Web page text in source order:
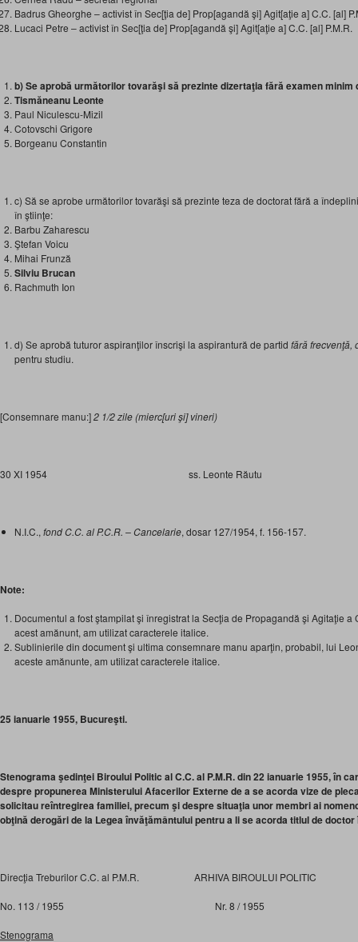
Badrus Gheorghe – activist în Sec[ţia de] Prop[agandă şi] Agit[aţie a] C.C. [al]
Lucaci Petre – activist în Sec[ţia de] Prop[agandă şi] Agit[aţie a] C.C. [al] P.M.R.
b) Se aprobă următorilor tovarăşi să prezinte dizertaţia fără examen minim
Tismăneanu Leonte
Paul Niculescu-Mizil
Cotovschi Grigore
Borgeanu Constantin
c) Să se aprobe următorilor tovarăşi să prezinte teza de doctorat fără a
în ştiinţe:
Barbu Zaharescu
Ştefan Voicu
Mihai Frunză
Silviu Brucan
Rachmuth Ion
d) Se aprobă tuturor aspiranţilor înscrişi la aspirantură de partid fără frecvenţă,
pentru studiu.
[Consemnare manu:]2 1/2 zile (mierc[uri şi] vineri)
30 XI 1954 ss. Leonte Răutu
N.I.C., fond C.C. al P.C.R. – Cancelarie, dosar 127/1954, f. 156-157.
Note:
Documentul a fost ştampilat şi înregistrat la Secţia de Propagandă şi Agitaţie a
acest amănunt, am utilizat caracterele italice.
Sublinierile din document şi ultima consemnare manu aparţin, probabil, lui
aceste amănunte, am utilizat caracterele italice.
25 ianuarie 1955, Bucureşti.
Stenograma şedinţei Biroului Politic al C.C. al P.M.R. din 22 ianuarie 1955, în
despre propunerea Ministerului Afacerilor Externe de a se acorda vize de
solicitau reîntregirea familiei, precum şi despre situaţia unor membri ai
obţină derogări de la Legea învăţământului pentru a li se acorda titlul de doctor
Direcţia Treburilor C.C. al P.M.R. ARHIVA BIROULUI POLITIC
No. 113 / 1955 Nr. 8 / 1955
Stenograma